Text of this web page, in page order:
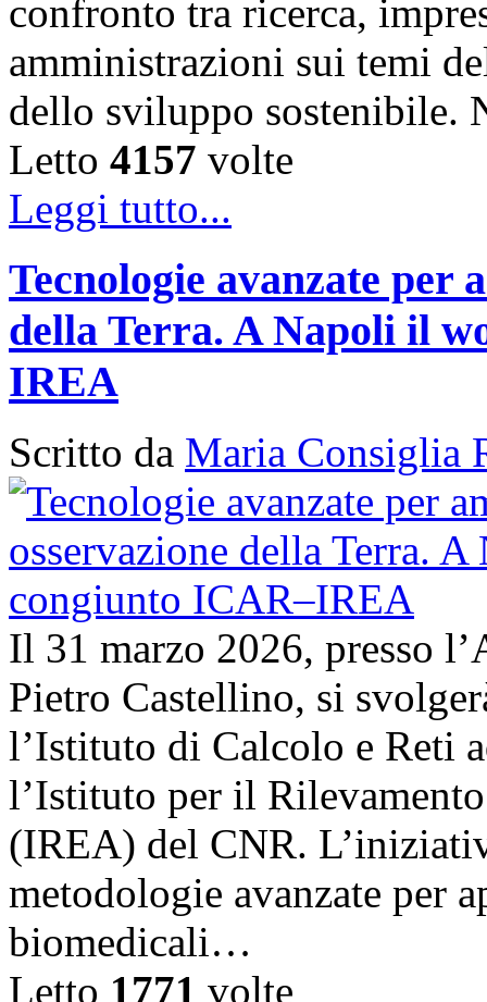
confronto tra ricerca,
amministrazioni sui temi
dello sviluppo sostenibile.
Letto 4157 volte
Leggi tutto...
Tecnologie avanzate per
della Terra. A Napoli il
IREA
Scritto da Maria Consiglia
Il 31 marzo 2026, presso
Pietro Castellino, si
l’Istituto di Calcolo e Reti
l’Istituto per il
(IREA) del CNR.
metodologie avanzate per
biomedicali…
Letto 1771 volte